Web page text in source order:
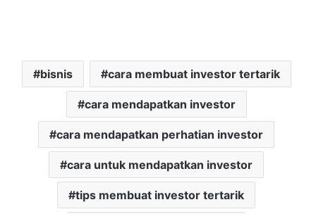
bisnis cara membuat investor tertarik
cara mendapatkan investor
cara mendapatkan perhatian investor
cara untuk mendapatkan investor
tips membuat investor tertarik